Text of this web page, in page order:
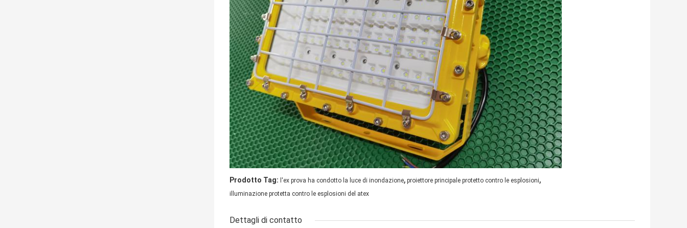
Prodotto Tag: l'ex prova ha condotto la luce di inondazione, proiettore principale protetto contro le esplosioni,
illuminazione protetta contro le esplosioni del atex
Dettagli di contatto